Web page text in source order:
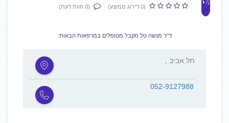
(0 דירוג ממוצע) (0 חוות דעת)
ד"ר מנשה טל מקבל מטופלים במרפאות הבאות:
, תל אביב
052-9127988